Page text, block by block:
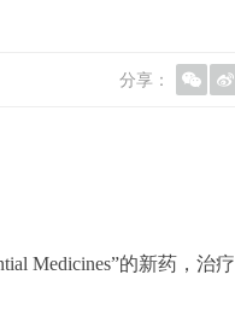
分享：
Medicines”的新药，治疗